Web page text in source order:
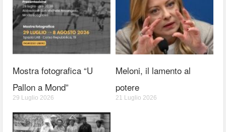
Mostra fotografica “U
Pallon a Mond”
29 Luglio 2026
Meloni, il lamento al
potere
21 Luglio 2026